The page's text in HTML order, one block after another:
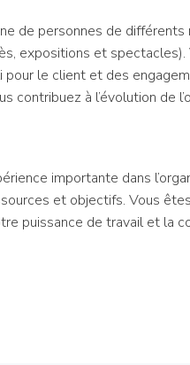
de personnes de
expositions et
le client et des
contribuez à l’évolution de
importante dans
et objectifs. Vous
puissance de travail et la